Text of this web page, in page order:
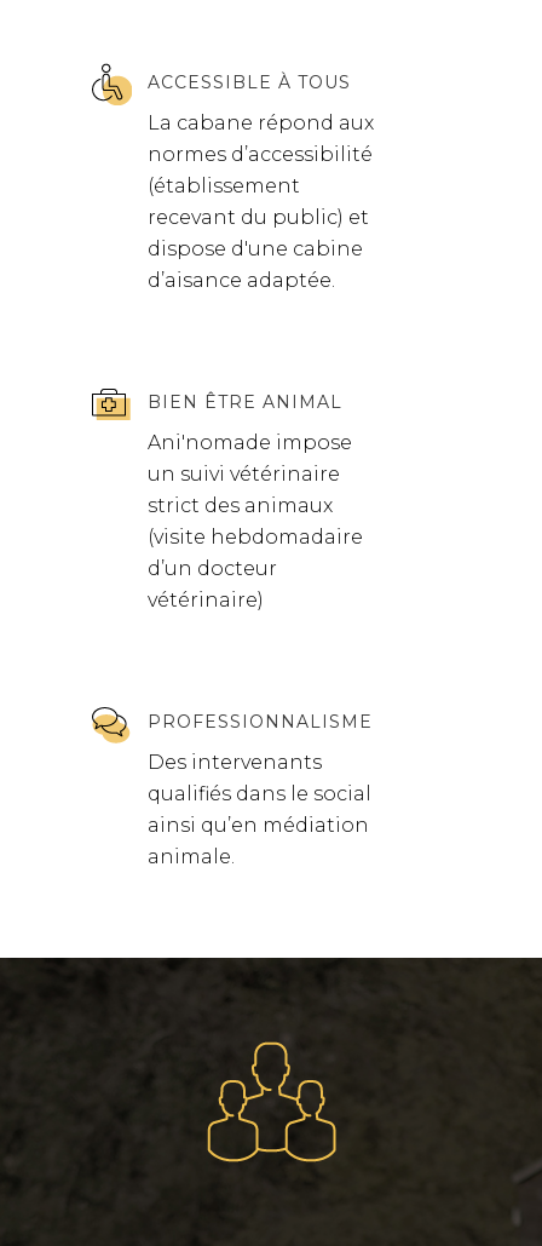
ACCESSIBLE À TOUS
La cabane répond aux
normes d’accessibilité
(établissement
recevant du public) et
dispose d'une cabine
d’aisance adaptée.
BIEN ÊTRE ANIMAL
Ani'nomade impose
un suivi vétérinaire
strict des animaux
(visite hebdomadaire
d’un docteur
vétérinaire)
PROFESSIONNALISME
Des intervenants
qualifiés dans le social
ainsi qu’en médiation
animale.